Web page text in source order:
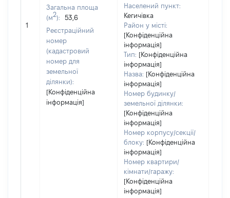
1
Загальна площа
(м2):
53,6
Реєстраційний
номер
(кадастровий
номер для
земельної
ділянки):
[Конфіденційна
інформація]
Населений пункт:
Кегичівка
Район у місті:
[Конфіденційна
інформація]
Тип: [Конфіденційна
інформація]
Назва: [Конфіденційна
інформація]
Номер будинку/
земельної ділянки:
[Конфіденційна
інформація]
Номер корпусу/секції/
блоку: [Конфіденційна
інформація]
Номер квартири/
кімнати/гаражу:
[Конфіденційна
інформація]